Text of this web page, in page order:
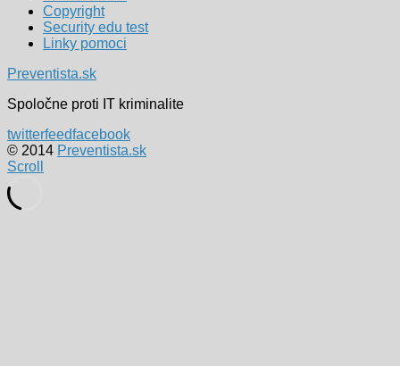
Copyright
Security edu test
Linky pomoci
Preventista.sk
Spoločne proti IT kriminalite
twitterfeedfacebook
© 2014 Preventista.sk
Scroll